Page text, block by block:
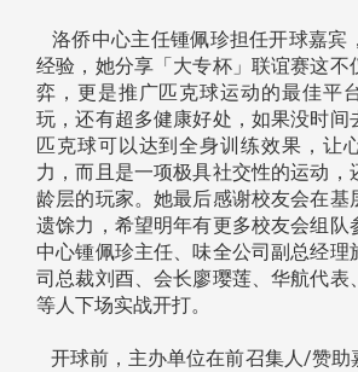
洛侨中心主任锺佩珍担任开球嘉宾
经验，她分享「大专杯」联谊赛这不
弈，更是推广匹克球运动的最佳平
玩，还有超多健康好处，如果没时间
匹克球可以达到全身训练效果，让
力，而且是一项极具社交性的运动，
龄层的玩家。她最后感谢校友会在基
遗馀力，希望明年有更多校友会组队
中心锺佩珍主任、味全公司副总经理
司总裁刘酉、会长廖璎莲、华航代表
等人下场实战开打。
开球前，主办单位在前召集人/赞助